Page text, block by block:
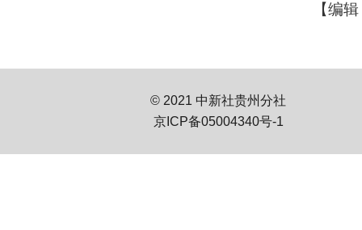
【编
© 2021 中新社贵州分社
京ICP备05004340号-1